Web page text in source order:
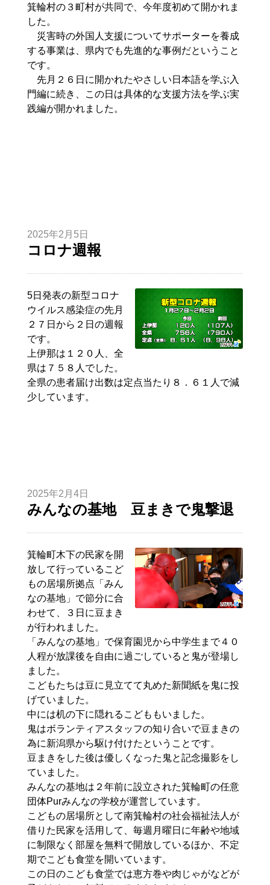
箕輪村の３町村が共同で、今年度初めて開かれま
した。
災害時の外国人支援についてサポーターを養成
する事業は、県内でも先進的な事例だということ
です。
先月２６日に開かれたやさしい日本語を学ぶ入
門編に続き、この日は具体的な支援方法を学ぶ実
践編が開かれました。
2025年2月5日
コロナ週報
5日発表の新型コロナ
ウイルス感染症の先月
２７日から２日の週報
です。
上伊那は１２０人、全
県は７５８人でした。
全県の患者届け出数は定点当たり８．６１人で減
少しています。
2025年2月4日
みんなの基地 豆まきで鬼撃退
箕輪町木下の民家を開
放して行っているこど
もの居場所拠点「みん
なの基地」で節分に合
わせて、３日に豆まき
が行われました。
「みんなの基地」で保育園児から中学生まで４０
人程が放課後を自由に過ごしていると鬼が登場し
ました。
こどもたちは豆に見立てて丸めた新聞紙を鬼に投
げていました。
中には机の下に隠れるこどももいました。
鬼はボランティアスタッフの知り合いで豆まきの
為に新潟県から駆け付けたということです。
豆まきをした後は優しくなった鬼と記念撮影をし
ていました。
みんなの基地は２年前に設立された箕輪町の任意
団体Purみんなの学校が運営しています。
こどもの居場所として南箕輪村の社会福祉法人が
借りた民家を活用して、毎週月曜日に年齢や地域
に制限なく部屋を無料で開放しているほか、不定
期でこども食堂を開いています。
この日のこども食堂では恵方巻や肉じゃがなどが